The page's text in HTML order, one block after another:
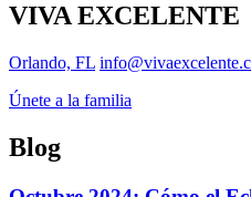
VIVA EXCELENTE
Orlando, FL
Únete a la familia
Blog